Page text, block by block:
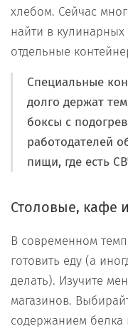
хлебом. Сейчас
найти в кулинарных
отдельные
Специальные
долго держат
боксы с
работодателей
пищи, где есть
Столовые, кафе
В современном
готовить еду (а
делать). Изучите
магазинов.
содержанием белка